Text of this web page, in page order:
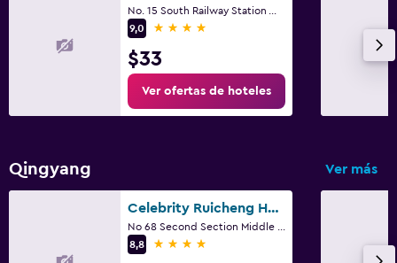
9,0
4 estrellas
$33
Ver ofertas de hoteles
Qingyang Ver más
Celebrity Ruicheng Hotel
8,8
4 estrellas